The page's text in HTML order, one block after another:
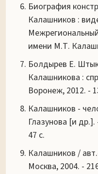
Биография
Калашников :
имени М.Т.
Болдырев Е.
Калашникова :
Воронеж, 2012. -
Калашников -
Глазунова [и
47 с.
Калашников /
Москва, 2004. -